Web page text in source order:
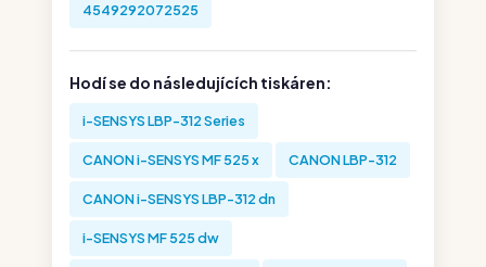
4549292072525
Hodí se do následujících tiskáren:
i-SENSYS LBP-312 Series
CANON i-SENSYS MF 525 x CANON LBP-312
CANON i-SENSYS LBP-312 dn
i-SENSYS MF 525 dw